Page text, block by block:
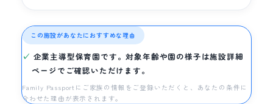
この施設があなたにおすすめな理由
企業主導型保育園です。対象年齢や園の様子は施設詳細
ページでご確認いただけます。
Family Passportにご家族の情報をご登録いただくと、あなたの条件に
合わせた理由が表示されます。